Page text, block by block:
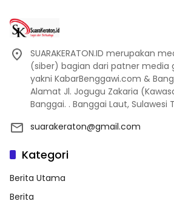
SUARAKERATON.ID merupakan
(siber) bagian dari patner media
yakni KabarBenggawi.com &
Alamat Jl. Jogugu Zakaria
Banggai. . Banggai Laut, Sulawesi
suarakeraton@gmail.com
Kategori
Berita Utama
Berita